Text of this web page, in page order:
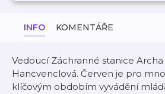
INFO KOMENTÁŘE
Vedoucí Záchranné stanice
Hancvenclová. Červen je pro
klíčovým obdobím vyvádění